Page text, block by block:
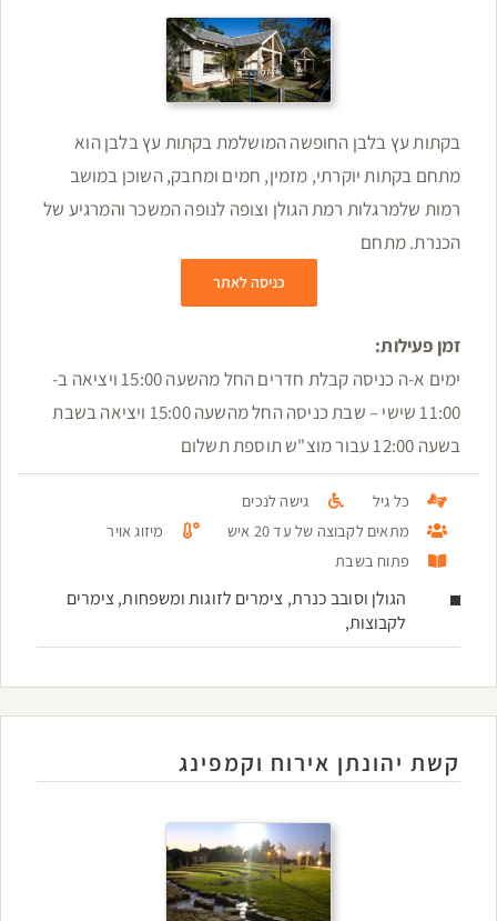
בקתות עץ בלבן החופשה המושלמת בקתות עץ בלבן הוא
מתחם בקתות יוקרתי, מזמין, חמים ומחבק, השוכן במושב
רמות שלמרגלות רמת הגולן וצופה לנופה המשכר והמרגיע של
הכנרת. מתחם
כניסה לאתר
זמן פעילות:
ימים א-ה כניסה קבלת חדרים החל מהשעה 15:00 ויציאה ב-
11:00 שישי – שבת כניסה החל מהשעה 15:00 ויציאה בשבת
בשעה 12:00 עבור מוצ"ש תוספת תשלום
כל גיל
גישה לנכים
מתאים לקבוצה של עד 20 איש
מיזוג אויר
פתוח בשבת
הגולן וסובב כנרת, צימרים לזוגות ומשפחות, צימרים
לקבוצות,
קשת יהונתן אירוח וקמפינג